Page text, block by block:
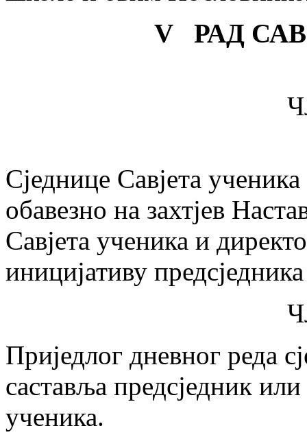
V РАД
Сједнице Савјета
обавезно на захтјев
Савјета ученика и
иницијативу
Приједлог дневног реда
саставља предсједник
ученика.